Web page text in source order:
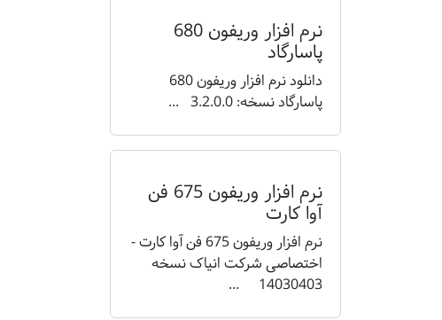
نرم افزار وریفون 680
پاسارگاد
دانلود نرم افزار وریفون 680
پاسارگاد نسخه: 3.2.0.0 ...
نرم افزار وریفون 675 فن
آوا کارت
نرم افزار وریفون 675 فن آوا کارت -
اختصاصی شرکت انیاک نسخه
14030403 ...